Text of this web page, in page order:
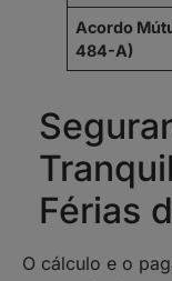
Acordo
484-A)
Férias
O cálculo e o